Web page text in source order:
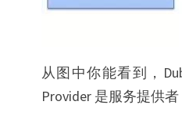
从图中你能看到，
Provider 是服务提供